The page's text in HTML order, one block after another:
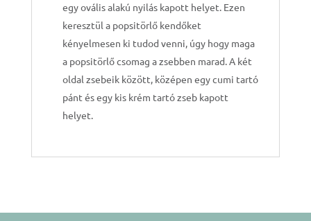
egy ovális alakú nyilás kapott helyet. Ezen
keresztül a popsitörlő kendőket
kényelmesen ki tudod venni, úgy hogy maga
a popsitörlő csomag a zsebben marad. A két
oldal zsebeik között, középen egy cumi tartó
pánt és egy kis krém tartó zseb kapott
helyet.